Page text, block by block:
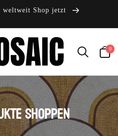
weltweit Shop jetzt
0
Artikel
shoppen